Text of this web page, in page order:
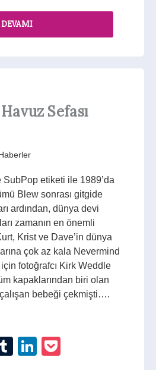
DEVAMI
Sefası
SubPop etiketi ile 1989’da
Blew sonrası gitgide
ardından, dünya devi
zamanın en önemli
Krist ve Dave’in dünya
çok az kala Nevermind
fotoğrafcı Kirk Weddle
kapaklarından biri olan
bebeği çekmişti….
Pinterest
TumblrLinkedIn